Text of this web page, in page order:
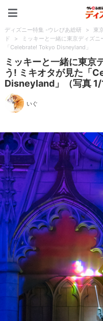
ディズニー特集 -ウレぴあ総研 > 東
ド
>
ミッキーと一緒に東京ディズ
「Celebrate! Tokyo Disneyland」
ミッキーと一緒に東京
う! ミキオタが見た「
Disneyland」（写真 1/
いぐ